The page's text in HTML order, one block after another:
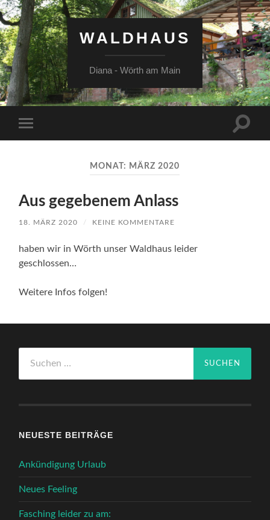
WALDHAUS
Diana - Wörth am Main
Menü
MONAT: MÄRZ 2020
Aus gegebenem Anlass
18. MÄRZ 2020 / KEINE KOMMENTARE
haben wir in Wörth unser Waldhaus leider
geschlossen…
Weitere Infos folgen!
nach:
NEUESTE BEITRÄGE
Ankündigung Urlaub
Neues Feeling
Fasching leider zu am: